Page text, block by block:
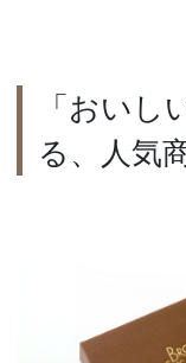
「おいし
る、人気